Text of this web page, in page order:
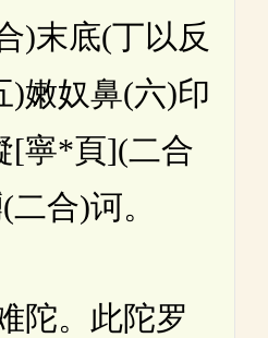
)末底(丁以反
)嫩奴鼻(六)印
[寧*頁](二合
合)诃。
。此陀罗